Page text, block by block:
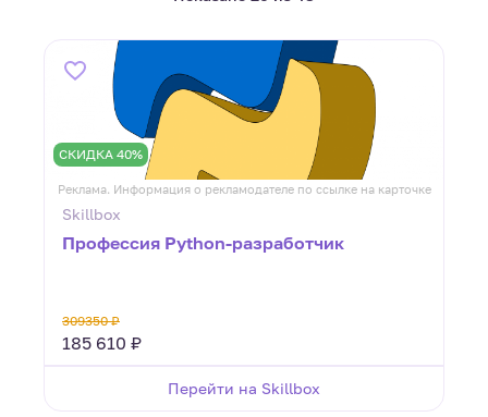
СКИДКА 40%
Реклама. Информация о рекламодателе по ссылке на карточке
Skillbox
Профессия Python-разработчик
309350 ₽
185 610 ₽
Перейти на Skillbox